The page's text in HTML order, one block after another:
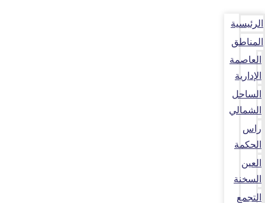
الرئيسية
المناطق
العاصمة
الإدارية
الساحل
الشمالي
راس
الحكمة
العين
السخنة
التجمع